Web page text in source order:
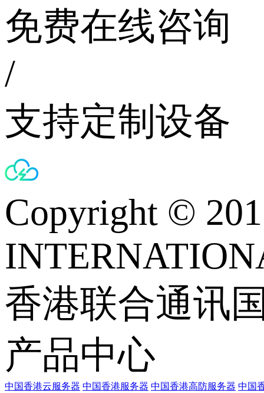
免费在线咨询
/
支持定制设备
Copyright ©
香港联合通讯
产品中心
中国香港云服务器 中国香港服务器 中国香港高防服务器 中国